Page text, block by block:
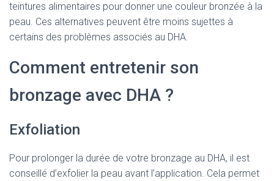
teintures alimentaires pour donner une couleur bronzée à la
peau. Ces alternatives peuvent être moins sujettes à
certains des problèmes associés au DHA.
Comment entretenir son
bronzage avec DHA ?
Exfoliation
Pour prolonger la durée de votre bronzage au DHA, il est
conseillé d’exfolier la peau avant l’application. Cela permet